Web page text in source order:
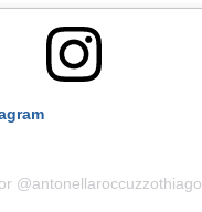
@antonellaroccuzzothiago